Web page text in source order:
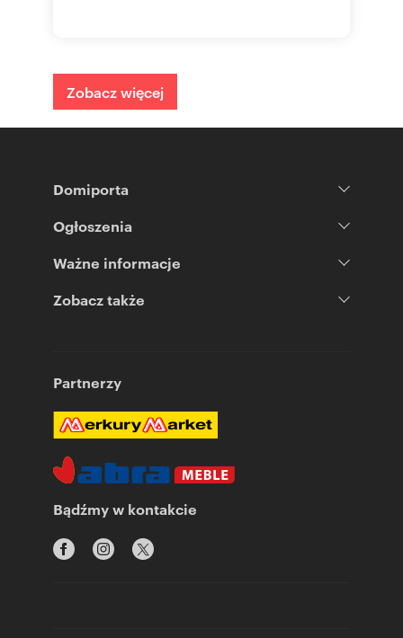
Zobacz więcej
Domiporta
Ogłoszenia
Ważne informacje
Zobacz także
Partnerzy
Bądźmy w kontakcie